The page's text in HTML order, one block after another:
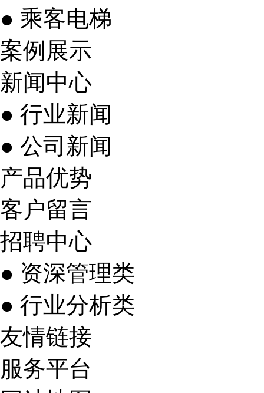
● 乘客电梯
案例展示
新闻中心
● 行业新闻
● 公司新闻
产品优势
客户留言
招聘中心
● 资深管理类
● 行业分析类
友情链接
服务平台